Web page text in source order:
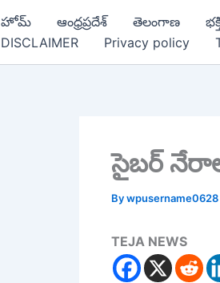
హోమ్ ఆంధ్రప్రదేశ్ తెలంగాణ
DISCLAIMER
Privacy policy
సైబర్
Bywpusername0628
TEJA NEWS